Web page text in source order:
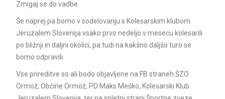
Zmigaj se do vadbe.
Še naprej pa bomo v sodelovanju s Kolesarskim klubom
Jeruzalem Slovenija vsako prvo nedeljo v mesecu kolesarili
po bližnji in daljni okolici, pa tudi na kakšno daljšo turo se
bomo odpravili.
Vse prireditve so ali bodo objavljene na FB straneh ŠZO
Ormož, Občine Ormož, PD Maks Meško, Kolesarski Klub